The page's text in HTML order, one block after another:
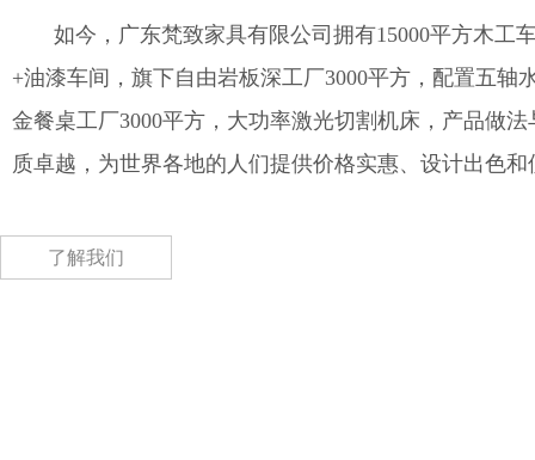
如今，广东梵致家具有限公司拥有15000平方木工
+油漆车间，旗下自由岩板深工厂3000平方，配置五轴
金餐桌工厂3000平方，大功率激光切割机床，产品做
质卓越，为世界各地的人们提供价格实惠、设计出色
了解我们